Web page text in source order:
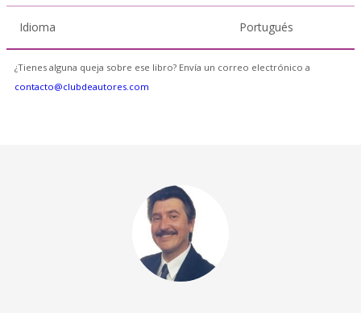
Idioma Portugués
¿Tienes alguna queja sobre ese libro? Envía un correo electrónico a
contacto@clubdeautores.com